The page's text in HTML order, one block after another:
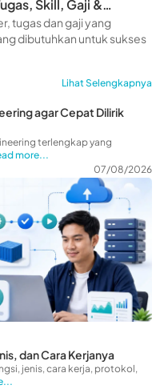
Skill, Gaji &
tugas dan gaji yang
dibutuhkan untuk sukses
Lihat Selengkapnya
agar Cepat Dilirik
terlengkap yang
more...
07/08/2026
dan Cara Kerjanya
jenis, cara kerja, protokol,